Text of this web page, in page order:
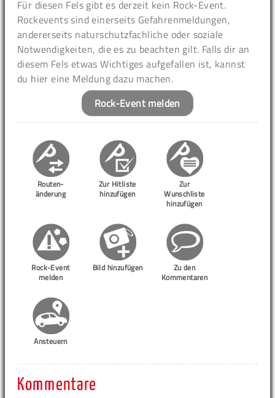
Für diesen Fels gibt es derzeit kein Rock-Event.
Rockevents sind einerseits Gefahrenmeldungen,
andererseits naturschutzfachliche oder soziale
Notwendigkeiten, die es zu beachten gilt. Falls dir an
diesem Fels etwas Wichtiges aufgefallen ist, kannst
du hier eine Meldung dazu machen.
Rock-Event melden
Routen-
änderung
Zur Hitliste
hinzufügen
Zur
Wunschliste
hinzufügen
Rock-Event
melden
Bild hinzufügen
Zu den
Kommentaren
Ansteuern
Kommentare